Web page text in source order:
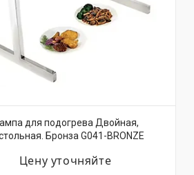
для подогрева Двойная,
Бронза G041-BRONZE
Цену уточняйте